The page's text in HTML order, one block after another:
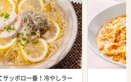
サッポロ一番！冷やしラー